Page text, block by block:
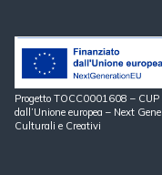
Progetto TOCC0001608 –
dall’Unione europea – Next
Culturali e Creativi